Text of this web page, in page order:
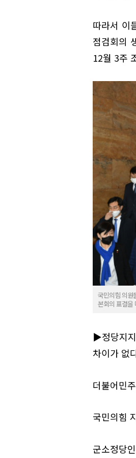
따라서 이
점검회의
12월 3주
국민의힘 의원
본회의 표결을
▶정당지
차이가 없
더불어민
국민의힘
군소정당